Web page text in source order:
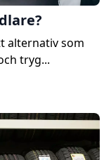
alternativ som
tryg...